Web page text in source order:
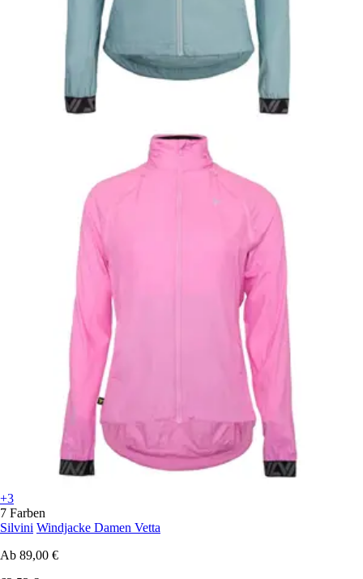
+3
7 Farben
Silvini Windjacke Damen Vetta
Ab 89,00 €